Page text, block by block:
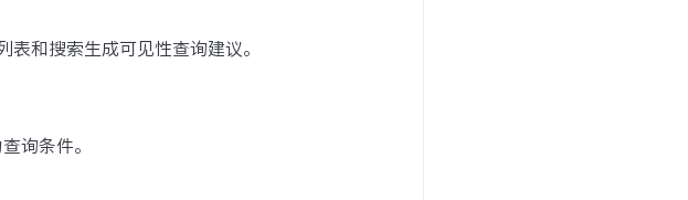
表和搜索生成可见性查询建议。
询条件。